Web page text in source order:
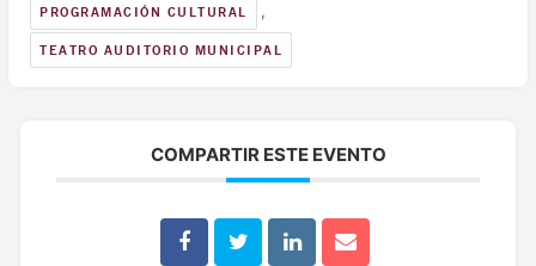
PROGRAMACIÓN CULTURAL ,
TEATRO AUDITORIO MUNICIPAL
COMPARTIR ESTE EVENTO